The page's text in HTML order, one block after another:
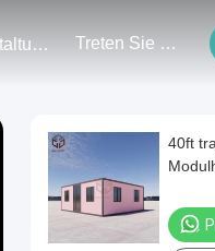
Veranstaltungen Treten Sie Mit Uns In Verbindung
40ft